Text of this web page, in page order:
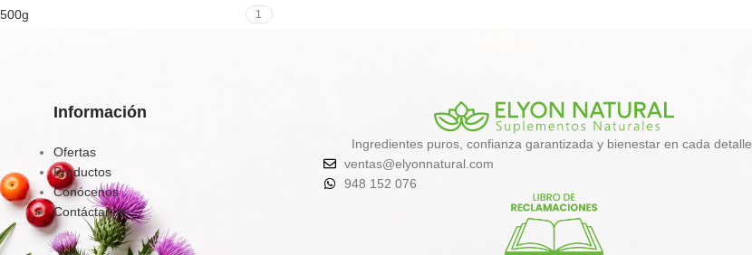
500g 1
Información
Ofertas
Productos
Conócenos
Contáctanos
Ingredientes puros, confianza garantizada y bienestar en cada detalle.
ventas@elyonnatural.com
948 152 076